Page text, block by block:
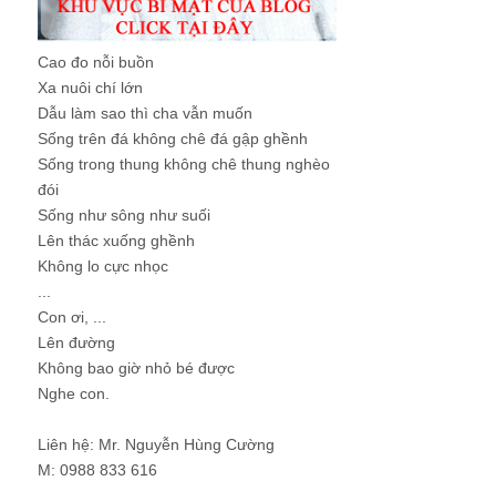
Cao đo nỗi buồn
Xa nuôi chí lớn
Dẫu làm sao thì cha vẫn muốn
Sống trên đá không chê đá gập ghềnh
Sống trong thung không chê thung nghèo
đói
Sống như sông như suối
Lên thác xuống ghềnh
Không lo cực nhọc
...
Con ơi, ...
Lên đường
Không bao giờ nhỏ bé được
Nghe con.
Liên hệ: Mr. Nguyễn Hùng Cường
M: 0988 833 616